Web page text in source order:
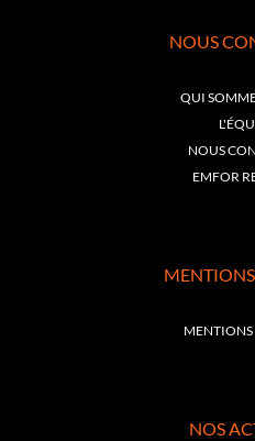
NOUS
QUI
NOUS
EMFOR
MENTIONS
NOS